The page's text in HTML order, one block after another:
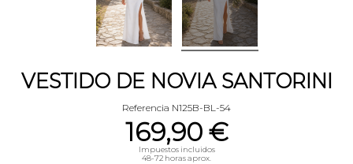
VESTIDO DE NOVIA SANTORINI
Referencia N125B-BL-54
169,90 €
Impuestos incluidos
48-72 horas aprox.